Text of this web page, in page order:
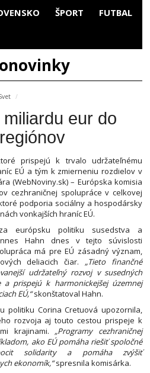
ŠPORT FUTBAL
eur do
prispejú k trvalo udržateľnému
EÚ a tým k zmierneniu rozdielov v
(WebNoviny.sk) – Európska komisia
cezhraničnej spolupráce v celkovej
podporia sociálny a hospodársky
vonkajších hraníc EÚ.
európsku politiku susedstva a
Hahn dnes v tejto súvislosti
má pre EÚ zásadný význam,
deliacich čiar. „Tieto finančné
udržateľný rozvoj v susedných
a prispejú k harmonickejšej územnej
EÚ,“skonštatoval Hahn.
politiku Corina Cretuová upozornila,
rozvoja aj touto cestou prispeje k
krajinami. „Programy cezhraničnej
ako EÚ pomáha riešiť spoločné
solidarity a pomáha zvýšiť
ekonomík,“spresnila komisárka.